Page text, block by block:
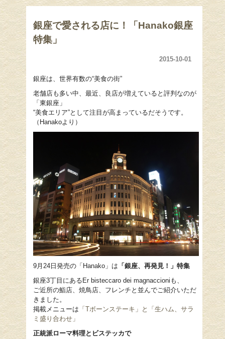
銀座で愛される店に！「Hanako銀座
特集」
2015-10-01
銀座は、世界有数の“美食の街”
老舗店も多い中、最近、良店が増えていると評判なのが
「東銀座」
“美食エリア”として注目が高まっているだそうです。
（Hanakoより）
9月24日発売の「Hanako」は 「銀座、再発見！」特集
銀座3丁目にあるEr bisteccaro dei magnaccioniも、
ご近所の鮨店、焼鳥店、フレンチと並んでご紹介いただ
きました。
掲載メニューは 「Tボーンステーキ」と「生ハム、サラ
ミ盛り合わせ」
正統派ローマ料理とビステッカで